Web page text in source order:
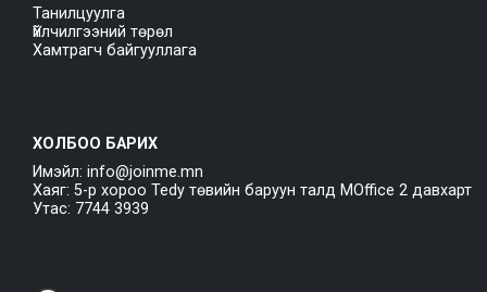
Танилцуулга
Үйлчилгээний төрөл
Хамтрагч байгууллага
ХОЛБОО БАРИХ
Имэйл: info@joinme.mn
Хаяг: 5-р хороо Tedy төвийн баруун талд MOffice 2 давхарт
Утас: 7744 3939